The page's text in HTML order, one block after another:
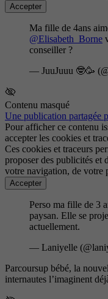
Accepter
Ma fille de 4ans
@Elisabeth_Borne
conseiller ?
— JuuJuuu 🤓🥳
Contenu masqué
Une publication partagée
Pour afficher ce contenu
accepter les cookies et
Ces cookies et traceurs
proposer des publicités et
votre navigation, de votre
Accepter
Perso ma fille de 3
paysan. Elle se
actuellement.
— Laniyelle
Parcoursup bébé, la
internautes l’imaginent